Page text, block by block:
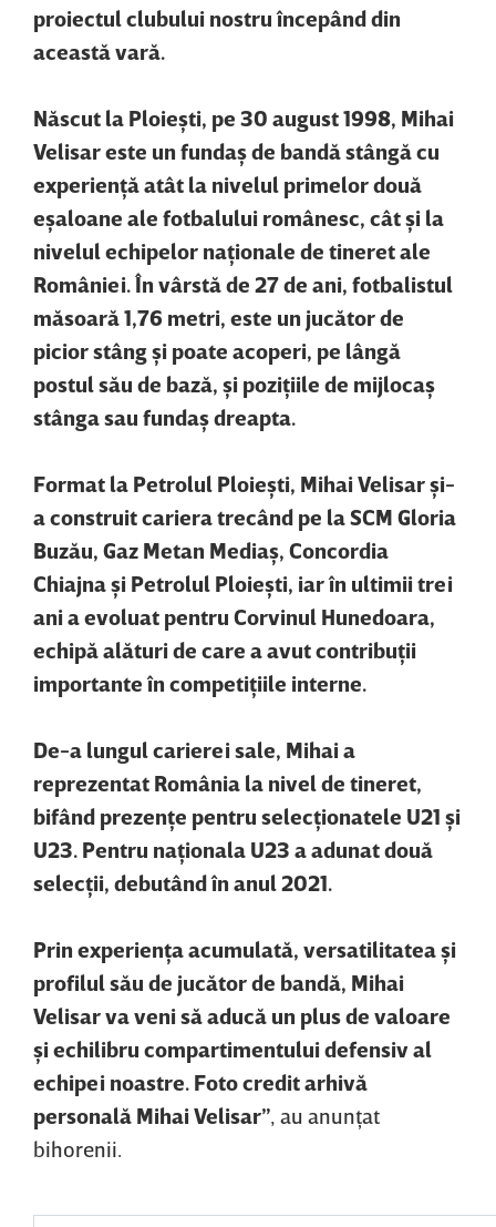
proiectul clubului nostru începând din
această vară.
Născut la Ploieşti, pe 30 august 1998, Mihai
Velisar este un fundaş de bandă stângă cu
experienţă atât la nivelul primelor două
eşaloane ale fotbalului românesc, cât şi la
nivelul echipelor naţionale de tineret ale
României. În vârstă de 27 de ani, fotbalistul
măsoară 1,76 metri, este un jucător de
picior stâng şi poate acoperi, pe lângă
postul său de bază, şi poziţiile de mijlocaş
stânga sau fundaş dreapta.
Format la Petrolul Ploieşti, Mihai Velisar şi-
a construit cariera trecând pe la SCM Gloria
Buzău, Gaz Metan Mediaş, Concordia
Chiajna şi Petrolul Ploieşti, iar în ultimii trei
ani a evoluat pentru Corvinul Hunedoara,
echipă alături de care a avut contribuţii
importante în competiţiile interne.
De-a lungul carierei sale, Mihai a
reprezentat România la nivel de tineret,
bifând prezenţe pentru selecţionatele U21 şi
U23. Pentru naţionala U23 a adunat două
selecţii, debutând în anul 2021.
Prin experienţa acumulată, versatilitatea şi
profilul său de jucător de bandă, Mihai
Velisar va veni să aducă un plus de valoare
şi echilibru compartimentului defensiv al
echipei noastre. Foto credit arhivă
personală Mihai Velisar”, au anunţat
bihorenii.